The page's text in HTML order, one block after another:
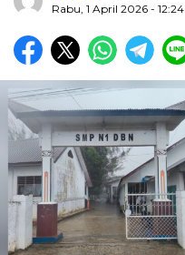
Rabu, 1 April 2026 - 12:24